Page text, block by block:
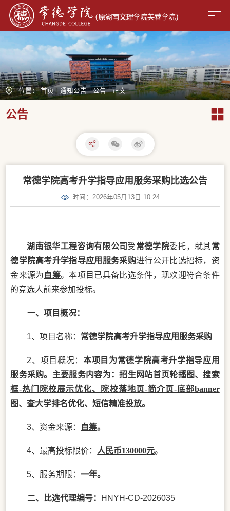
位置：首页-通知公告-公告-正文
公告
常德学院高考升学指导应用服务采购比选公告
时间：2026年05月13日 10:24
湖南银华工程咨询有限公司 受常德学院委托，就其常
德学院高考升学指导应用服务采购进行公开比选招标，资
金来源为 自筹。本项目已具备比选条件，现欢迎符合条件
的竞选人前来参加投标。
一、项目概况：
1、项目名称： 常德学院高考升学指导应用服务采购
2、 项目 概况： 本项目为常德学院高考升学指导应用
服务采购。主要服务内容为：招生网站首页轮播图、搜索
框-热门院校展示优化、院校落地页-简介页-底部banner
图、查大学排名优化、短信精准投放。
3、资金来源： 自筹。
4、最高投标限价： 人民币130000元。
5、 服务期限 ：一年。
二、比选代理编号： HNYH-CD-2026035